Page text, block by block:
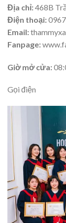
Địa chỉ:468B
Điện thoại:
Email:
Fanpage:
Giờ mở cửa:
Gọi điện